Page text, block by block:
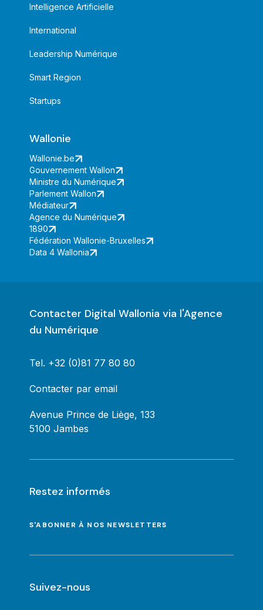
Intelligence Artificielle
International
Leadership Numérique
Smart Region
Startups
Wallonie
Wallonie.be
Gouvernement Wallon
Ministre du Numérique
Parlement Wallon
Médiateur
Agence du Numérique
1890
Fédération Wallonie-Bruxelles
Data 4 Wallonia
Contacter Digital Wallonia via l'Agence
du Numérique
Tel. +32 (0)81 77 80 80
Contacter par email
Avenue Prince de Liège, 133
5100 Jambes
Restez informés
S'ABONNER À NOS NEWSLETTERS
Suivez-nous